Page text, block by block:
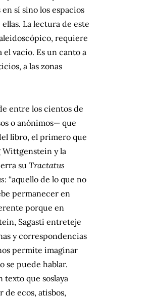
sí sino los espacios
La lectura de este
requiere
el vacío. Es un canto a
a las zonas
entre los cientos de
o anónimos— que
libro, el primero que
Wittgenstein y la
su Tractatus
: “aquello de lo que no
permanecer en
porque en
Sagasti entreteje
y correspondencias
permite imaginar
se puede hablar.
texto que soslaya
de ecos, atisbos,